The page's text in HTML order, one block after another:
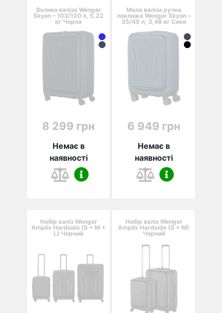
Велика валіза Wenger
Skyon – 103/120 л, 5,22
кг Чорна
8 299 грн
Немає в
наявності
Мала валіза ручна
поклажа Wenger Skyon –
35/45 л, 3,46 кг Синя
6 949 грн
Немає в
наявності
Набір валіз Wenger
Amplix Hardside (S + M +
L) Чорний
Набір валіз Wenger
Amplix Hardside (S + M)
Чорний